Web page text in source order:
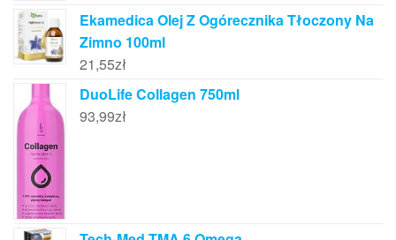
Ekamedica Olej Z Ogórecznika Tłoczony Na
Zimno 100ml
21,55zł
DuoLife Collagen 750ml
93,99zł